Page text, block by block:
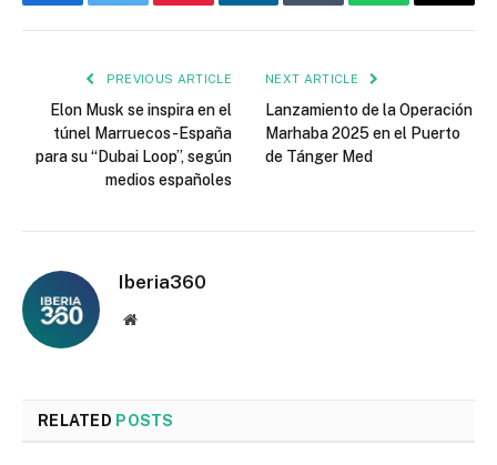
PREVIOUS ARTICLE
Elon Musk se inspira en el
túnel Marruecos-España
para su “Dubai Loop”, según
medios españoles
NEXT ARTICLE
Lanzamiento de la Operación
Marhaba 2025 en el Puerto
de Tánger Med
Iberia360
Website
RELATED POSTS